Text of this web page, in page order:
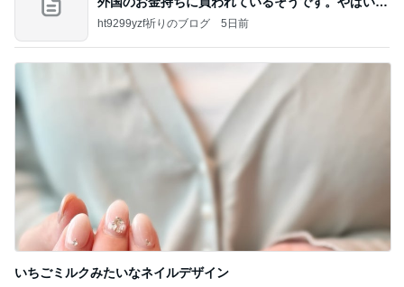
すよ
ht9299yzf祈りのブログ 5日前
いちごミルクみたいなネイルデザイン